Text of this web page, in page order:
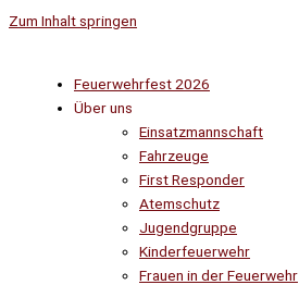
Zum Inhalt springen
Feuerwehrfest 2026
Über uns
Einsatzmannschaft
Fahrzeuge
First Responder
Atemschutz
Jugendgruppe
Kinderfeuerwehr
Frauen in der Feuerwehr